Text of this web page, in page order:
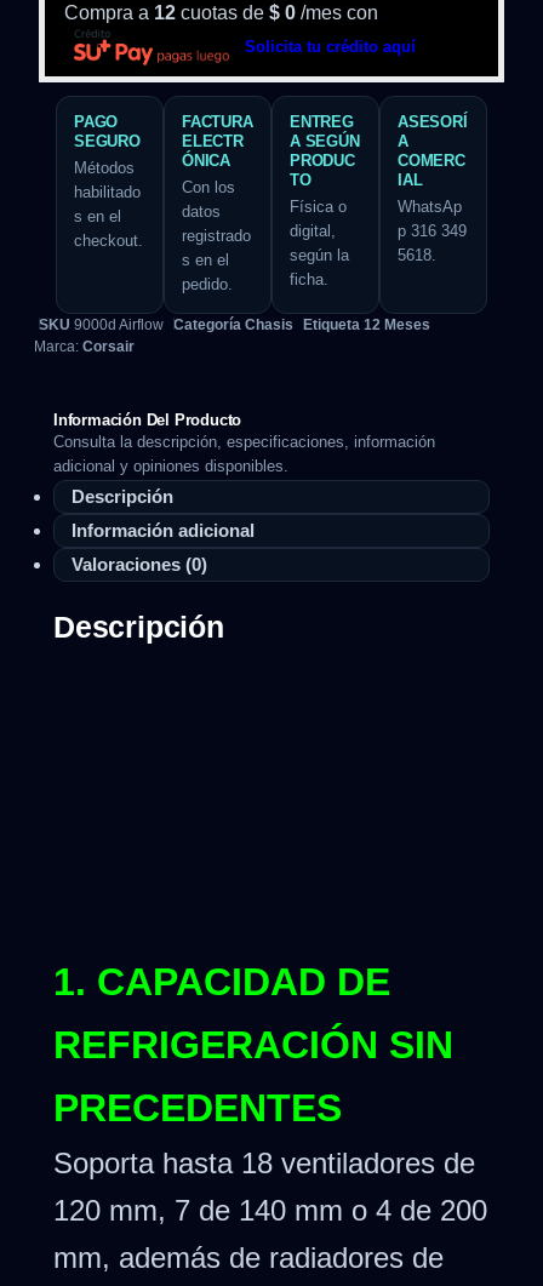
Compra a 12 cuotas de $ 0 /mes con
Solicita tu crédito aquí
PAGO
SEGURO
Métodos
habilitado
s en el
checkout.
FACTURA
ELECTR
ÓNICA
Con los
datos
registrado
s en el
pedido.
ENTREG
A SEGÚN
PRODUC
TO
Física o
digital,
según la
ficha.
ASESORÍ
A
COMERC
IAL
WhatsAp
p 316 349
5618.
SKU 9000d Airflow Categoría Chasis Etiqueta 12 Meses
Marca: Corsair
Información Del Producto
Consulta la descripción, especificaciones, información
adicional y opiniones disponibles.
Descripción
Información adicional
Valoraciones (0)
Descripción
1. CAPACIDAD DE
REFRIGERACIÓN SIN
PRECEDENTES
Soporta hasta 18 ventiladores de
120 mm, 7 de 140 mm o 4 de 200
mm, además de radiadores de